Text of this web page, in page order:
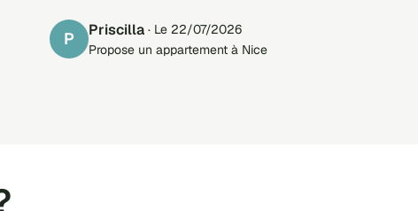
P Priscilla · Le 22/07/2026
Propose un appartement à Nice